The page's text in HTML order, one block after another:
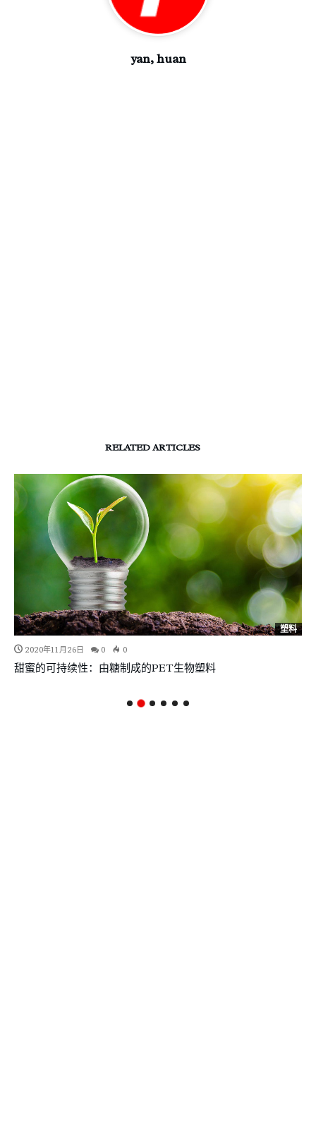
yan, huan
RELATED ARTICLES
塑料
2020年11月26日 0 0
甜蜜的可持续性：由糖制成的PET生物塑料